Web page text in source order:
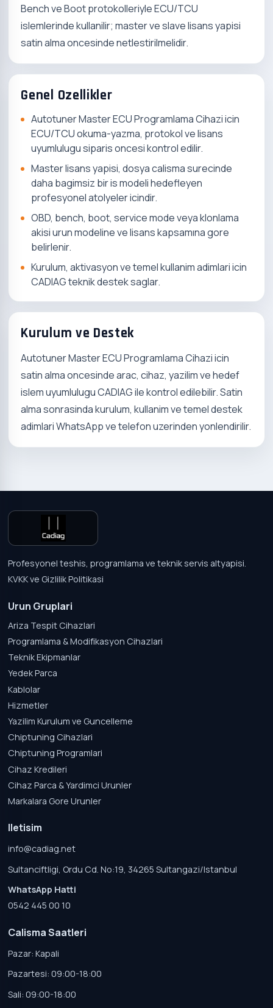
Bench ve Boot protokolleriyle ECU/TCU
islemlerinde kullanilir; master ve slave lisans yapisi
satin alma oncesinde netlestirilmelidir.
Genel Ozellikler
Autotuner Master ECU Programlama Cihazi icin
ECU/TCU okuma-yazma, protokol ve lisans
uyumlulugu siparis oncesi kontrol edilir.
Master lisans yapisi, dosya calisma surecinde
daha bagimsiz bir is modeli hedefleyen
profesyonel atolyeler icindir.
OBD, bench, boot, service mode veya klonlama
akisi urun modeline ve lisans kapsamına gore
belirlenir.
Kurulum, aktivasyon ve temel kullanim adimlari icin
CADIAG teknik destek saglar.
Kurulum ve Destek
Autotuner Master ECU Programlama Cihazi icin
satin alma oncesinde arac, cihaz, yazilim ve hedef
islem uyumlulugu CADIAG ile kontrol edilebilir. Satin
alma sonrasinda kurulum, kullanim ve temel destek
adimlari WhatsApp ve telefon uzerinden yonlendirilir.
Profesyonel teshis, programlama ve teknik servis altyapisi.
KVKK ve Gizlilik Politikasi
Urun Gruplari
Ariza Tespit Cihazlari
Programlama & Modifikasyon Cihazlari
Teknik Ekipmanlar
Yedek Parca
Kablolar
Hizmetler
Yazilim Kurulum ve Guncelleme
Chiptuning Cihazlari
Chiptuning Programlari
Cihaz Kredileri
Cihaz Parca & Yardimci Urunler
Markalara Gore Urunler
Iletisim
info@cadiag.net
Sultanciftligi, Ordu Cd. No:19, 34265 Sultangazi/Istanbul
WhatsApp Hatti
0542 445 00 10
Calisma Saatleri
Pazar: Kapali
Pazartesi: 09:00-18:00
Sali: 09:00-18:00